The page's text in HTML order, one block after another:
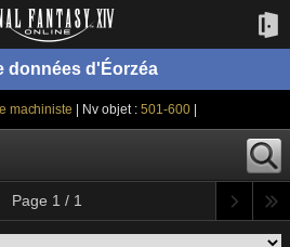
données d'Éorzéa
machiniste | Nv objet :501-600
Page 1 / 1